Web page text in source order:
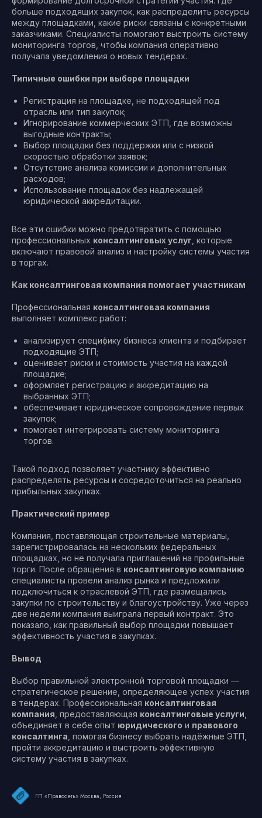
больше подходящих закупок, как распределить ресурсы
между площадками, какие риски связаны с конкретными
заказчиками. Специалисты помогают выстроить систему
мониторинга торгов, чтобы компания оперативно
получала уведомления о новых тендерах.
Типичные ошибки при выборе площадки
Регистрация на площадке, не подходящей под
отрасль или тип закупок;
Игнорирование коммерческих ЭТП, где возможны
выгодные контракты;
Выбор площадки без поддержки или с низкой
скоростью обработки заявок;
Отсутствие анализа комиссии и дополнительных
расходов;
Использование площадок без надлежащей
юридической аккредитации.
Все эти ошибки можно предотвратить с помощью
профессиональных консалтинговых услуг , которые
включают правовой анализ и настройку системы участия
в торгах.
Как консалтинговая компания помогает участникам
Профессиональная консалтинговая компания
выполняет комплекс работ:
анализирует специфику бизнеса клиента и подбирает
подходящие ЭТП;
оценивает риски и стоимость участия на каждой
площадке;
оформляет регистрацию и аккредитацию на
выбранных ЭТП;
обеспечивает юридическое сопровождение первых
закупок;
помогает интегрировать систему мониторинга
торгов.
Такой подход позволяет участнику эффективно
распределять ресурсы и сосредоточиться на реально
прибыльных закупках.
Практический пример
Компания, поставляющая строительные материалы,
зарегистрировалась на нескольких федеральных
площадках, но не получала приглашений на профильные
торги. После обращения в консалтинговую компанию
специалисты провели анализ рынка и предложили
подключиться к отраслевой ЭТП, где размещались
закупки по строительству и благоустройству. Уже через
две недели компания выиграла первый контракт. Это
показало, как правильный выбор площадки повышает
эффективность участия в закупках.
Вывод
Выбор правильной электронной торговой площадки —
стратегическое решение, определяющее успех участия
в тендерах. Профессиональная консалтинговая
компания , предоставляющая консалтинговые услуги
объединяет в себе опыт юридического и правового
консалтинга , помогая бизнесу выбрать надёжные ЭТП,
пройти аккредитацию и выстроить эффективную
систему участия в закупках.
ГП «Правосеть» Москва, Россия